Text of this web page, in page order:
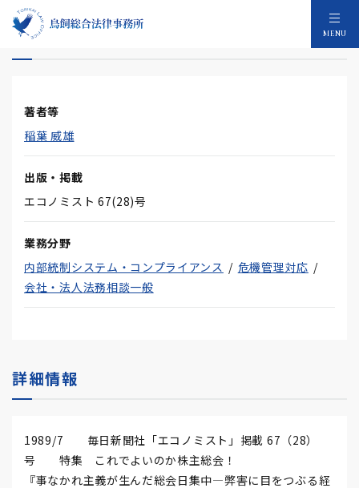
MENU
事なかれ主義が生んだ総会日集中
著者等
稲葉 威雄
出版・掲載
エコノミスト 67(28)号
業務分野
内部統制システム・コンプライアンス
危機管理対応
会社・法人法務相談一般
詳細情報
1989/7 毎日新聞社「エコノミスト」掲載 67（28）
号 特集 これでよいのか株主総会！
『事なかれ主義が生んだ総会日集中―弊害に目をつぶる経